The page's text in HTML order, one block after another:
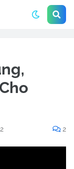
2